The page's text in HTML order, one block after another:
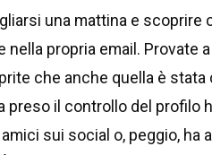
una mattina e scoprire
nella propria email. Provate
che anche quella è stata
preso il controllo del profilo
sui social o, peggio, ha